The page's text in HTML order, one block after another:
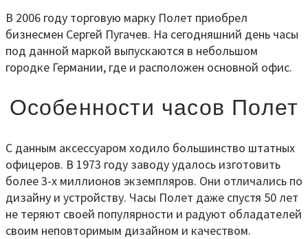
В 2006 году торговую марку Полет приобрел
бизнесмен Сергей Пугачев. На сегодняшний день часы
под данной маркой выпускаются в небольшом
городке Германии, где и расположен основной офис.
Особенности часов Полет
С данным аксессуаром ходило большинство штатных
офицеров. В 1973 году заводу удалось изготовить
более 3-х миллионов экземпляров. Они отличались по
дизайну и устройству. Часы Полет даже спустя 50 лет
не теряют своей популярности и радуют обладателей
своим неповторимым дизайном и качеством.